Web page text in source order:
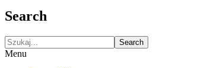
Search
Search
Menu